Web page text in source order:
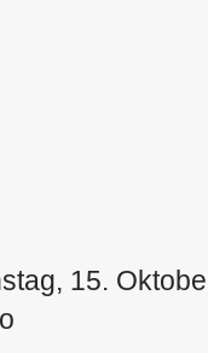
15.